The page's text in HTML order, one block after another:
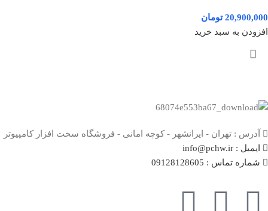
20,900,000 تومان
افزودن به سبد خرید
آدرس : تهران - ایرانشهر - کوچه امانی - فروشگاه سخت افزار کامپیوتر
ایمیل : info@pchw.ir
شماره تماس : 09128128605